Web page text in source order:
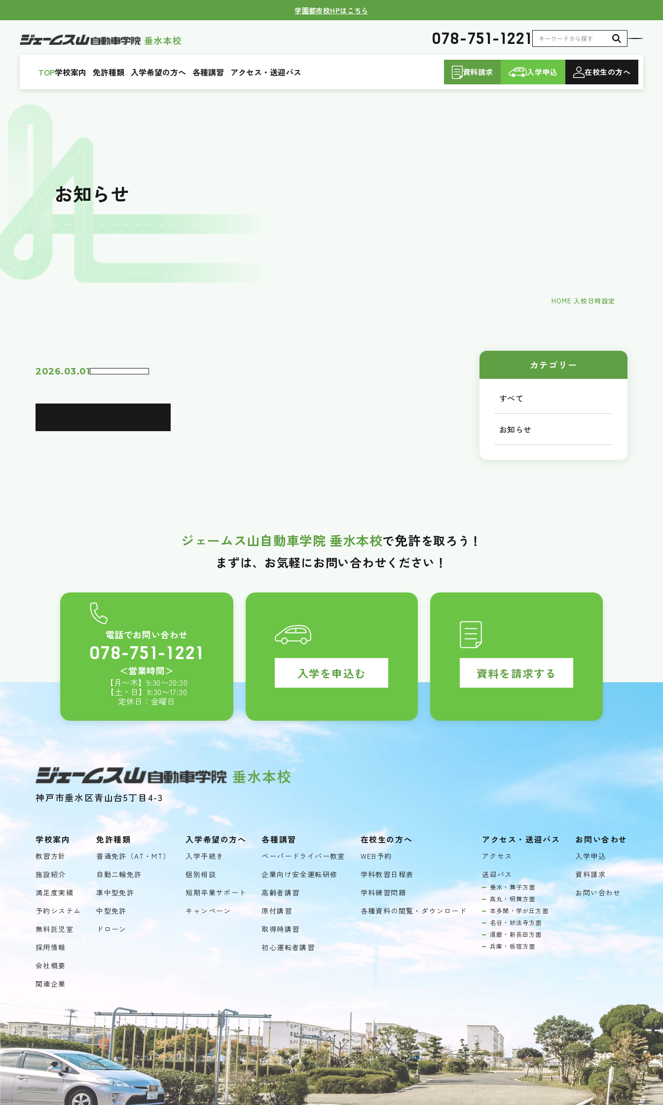
学園都市校HPはこちら
078-751-1221
TOP学校案内 免許種類 入学希望の方へ 各種講習 アクセス・送迎バス 資料請求 入学申込 在校生の方へ
お知らせ
HOME 入校日時設定
2026.03.01
カテゴリー
すべて
お知らせ
ジェームス山自動車学院 垂水本校で免許を取ろう！
まずは、お気軽にお問い合わせください！
電話でお問い合わせ
078-751-1221
＜営業時間＞
【月〜木】 9:30〜20:30
【土・日】 8:30〜17:30
定休日：金曜日
入学を申込む 資料を請求する
神戸市垂水区青山台5丁目4-3
学校案内
教習方針
施設紹介
満足度実績
予約システム
無料託児室
採用情報
会社概要
関連企業
免許種類
普通免許（AT・MT）
自動二輪免許
準中型免許
中型免許
ドローン
入学希望の方へ
入学手続き
個別相談
短期卒業サポート
キャンペーン
各種講習
ペーパードライバー教室
企業向け安全運転研修
高齢者講習
原付講習
取得時講習
初心運転者講習
在校生の方へ
WEB予約
学科教習日程表
学科練習問題
各種資料の閲覧・ダウンロード
アクセス・送迎バス
アクセス
送迎バス
垂水・舞子方面
高丸・明舞方面
本多聞・学が丘方面
名谷・妙法寺方面
須磨・新長田方面
兵庫・板宿方面
お問い合わせ
入学申込
資料請求
お問い合わせ